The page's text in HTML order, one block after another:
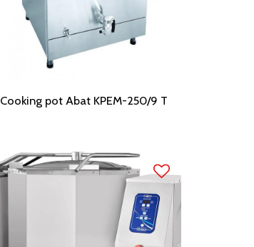
Cooking pot Abat KPEM-250/9 T